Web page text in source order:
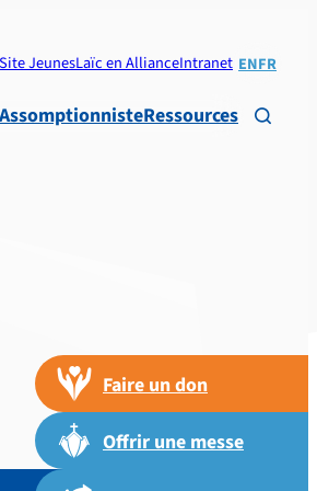
Site JeunesLaïc en AllianceIntranet ENFR
Ressources 
Faire un don
Offrir une messe